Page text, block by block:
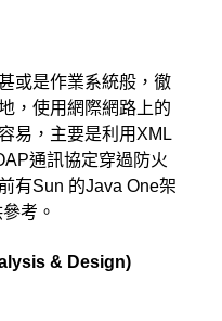
或是作業系統般，徹
，使用網際網路上的
易，主要是利用XML
通訊協定穿過防火
有Sun 的Java One架
考。
& Design)